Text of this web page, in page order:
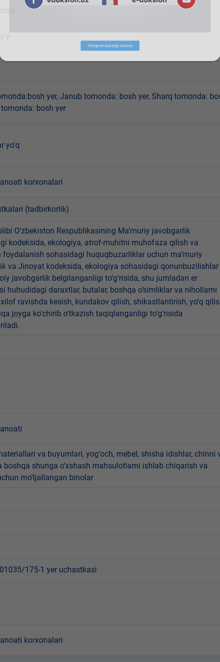
yer, Janub tomonda: bosh yer, Sharq tomonda:
tomonda: bosh yer
yo'q
korxonalari
(tadbirkorlik)
O‘zbekiston Respublikasining Ma’muriy javobgarlik
kodeksida, ekologiya, atrof-muhitni muhofaza qilish va
sohasidagi huquqbuzarliklar uchun ma’muriy
va Jinoyat kodeksida, ekologiya sohasidagi qonunbuzilishlar
javobgarlik belgilanganligi to‘g‘risida, shu jumladan er
huhudidagi daraxtlar, butalar, boshqa o‘simliklar va nihollarni
ravishda kesish, kundakov qilish, shikastlantirish, yo‘q
joyga ko‘chirib o‘tkazish taqiqlanganligi to‘g‘risida
va buyumlari, yog‘och, mebel, shisha idishlar, chinni
boshqa shunga o‘xshash mahsulotlarni ishlab chiqarish va
mo‘ljallangan binolar
175-1 yer uchastkasi
korxonalari